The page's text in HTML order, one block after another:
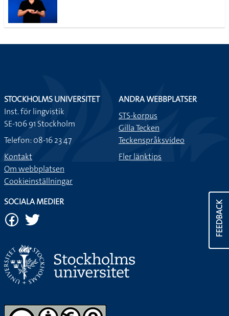
FEEDBACK
STOCKHOLMS UNIVERSITET
Inst. för lingvistik
SE-106 91 Stockholm
Telefon: 08-16 23 47
Kontakt
Om webbplatsen
Cookieinställningar
ANDRA WEBBPLATSER
STS-korpus
Gilla Tecken
Teckenspråksvideo
Fler länktips
SOCIALA MEDIER